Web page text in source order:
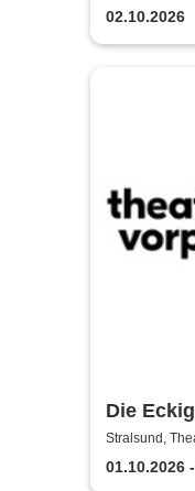
02.10.2026
Die
Theater
Stralsund,
01.10.2026